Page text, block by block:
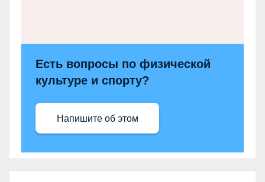
Есть вопросы по физической
культуре и спорту?
Напишите об этом